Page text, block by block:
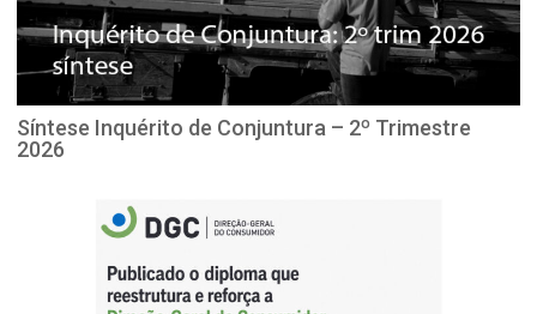
Síntese Inquérito de Conjuntura – 2º Trimestre
2026